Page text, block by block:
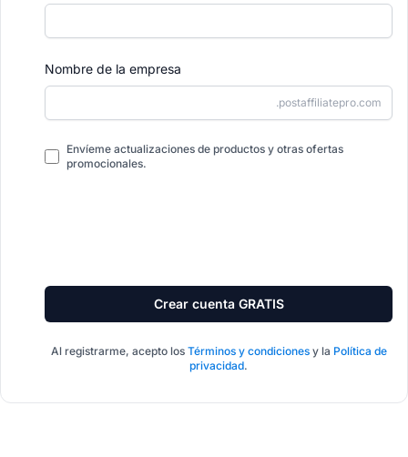
Nombre de la empresa
.postaffiliatepro.com
Envíeme actualizaciones de productos y otras ofertas
promocionales.
Crear cuenta GRATIS
Al registrarme, acepto los Términos y condicionesy la Política de
privacidad.